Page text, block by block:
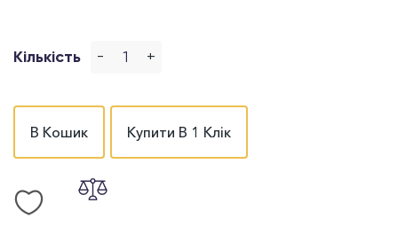
Кількість - +
В Кошик Купити В 1 Клік